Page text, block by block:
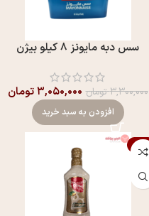
سس دبه مايونز 8 کیلو بیژن
۳,۳۰۰,۰۰۰تومان ۳,۰۵۰,۰۰۰تومان
افزودن به سبد خرید
-7%